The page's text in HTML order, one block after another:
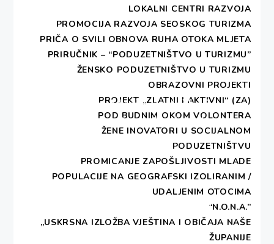
LOKALNI CENTRI RAZVOJA
PROMOCIJA RAZVOJA SEOSKOG TURIZMA
PRIČA O SVILI OBNOVA RUHA OTOKA MLJETA
PRIRUČNIK – “PODUZETNIŠTVO U TURIZMU”
ŽENSKO PODUZETNIŠTVO U TURIZMU
OBRAZOVNI PROJEKTI
PROJEKT „ZLATNI I AKTIVNI“ (ZA)
POD BUDNIM OKOM VOLONTERA
ŽENE INOVATORI U SOCIJALNOM
PODUZETNIŠTVU
PROMICANJE ZAPOŠLJIVOSTI MLADE
POPULACIJE NA GEOGRAFSKI IZOLIRANIM /
UDALJENIM OTOCIMA
“N.O.N.A.”
„USKRSNA IZLOŽBA VJEŠTINA I OBIČAJA NAŠE
ŽUPANIJE
NOVOSTI
Navigacija
Sastanak „Mreže podrške i
suradnje za žrtve i svjedoke
kaznenih djela“
post:
Konferencija “Živjeti zdravo”